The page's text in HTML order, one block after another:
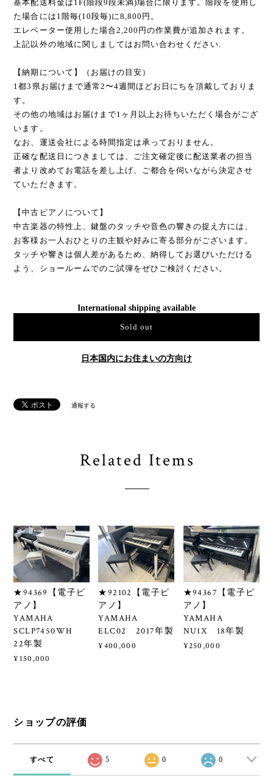
基本配送料金は1F(階段9段未満)場合に限ります。階段を使用し
た場合には1階毎(10段毎)に8,800円。
エレベーター使用した場合2,200円の作業費が追加されます。
上記以外の地域に関しましてはお問い合わせください.
【納期について】（お届けの目安）
1都3県お届けまで通常2〜4週間ほどお日にちを頂戴しておりま
す。
その他の地域はお届けまで1ヶ月以上お待ちいただく場合がござ
います。
なお、運送会社による時間指定は承っておりません。
正確な配送日につきましては、ご注文確定後に配送業者の担当
者より改めてお電話を差し上げ、ご都合を伺いながら決定させ
ていただきます。
【中古ピアノについて】
中古楽器の特性上、鍵盤のタッチや音色の響きの捉え方には、
お客様お一人おひとりの主観や好みに寄る部分がございます。
タッチや響きは個人差があるため、納得してお選びいただける
よう、ショールームでのご試弾をぜひご検討ください。
International shipping available
Sold out
日本国内にお住まいの方向け
通報する
Related Items
★94369【電子ピ
アノ】
YAMAHA
SCLP7450WH
22年製
¥150,000
★92102【電子ピ
アノ】
YAMAHA
ELC02 2017年製
¥400,000
★94367【電子ピ
アノ】
YAMAHA
NU1X 18年製
¥250,000
ショップの評価
すべて 5 0 0